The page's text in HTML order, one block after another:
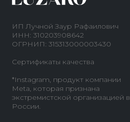
ИП Лучной Заур Рафаилович
ИНН: 310203908642
ОГРНИП: 315313000003430
Сертификаты качества
*Instagram, продукт компании
Meta, которая признана
экстремистской организацией в
России.